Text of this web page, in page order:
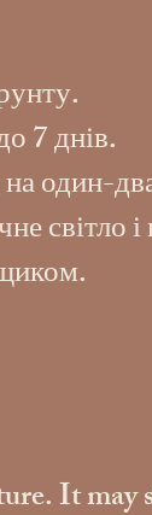
7 днів.
на один-
світло
It may